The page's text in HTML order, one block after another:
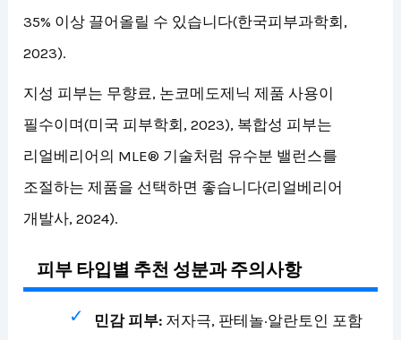
35% 이상 끌어올릴 수 있습니다(한국피부과학회,
2023).
지성 피부는 무향료, 논코메도제닉 제품 사용이
필수이며(미국 피부학회, 2023), 복합성 피부는
리얼베리어의 MLE® 기술처럼 유수분 밸런스를
조절하는 제품을 선택하면 좋습니다(리얼베리어
개발사, 2024).
피부 타입별 추천 성분과 주의사항
민감 피부: 저자극, 판테놀·알란토인 포함